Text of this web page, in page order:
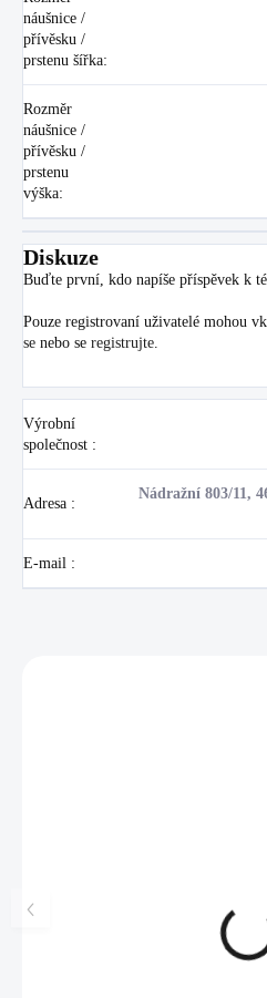
náušnice /
přívěsku /
prstenu šířka:
Rozměr
náušnice /
přívěsku /
prstenu
výška:
Diskuze
Buďte první, kdo napíše příspěvek k
Pouze registrovaní uživatelé mohou
se nebo se registrujte
Výrobní
společnost :
Adresa :
Nádražní 803/11,
E-mail :